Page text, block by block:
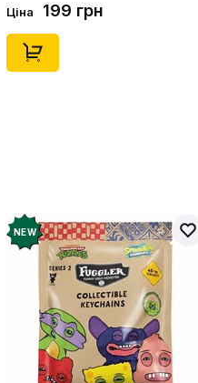
Ціна 199 грн
NEW